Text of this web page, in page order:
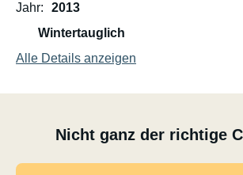
Jahr
2013
Wintertauglich
Alle Details anzeigen
Nicht ganz der richtige